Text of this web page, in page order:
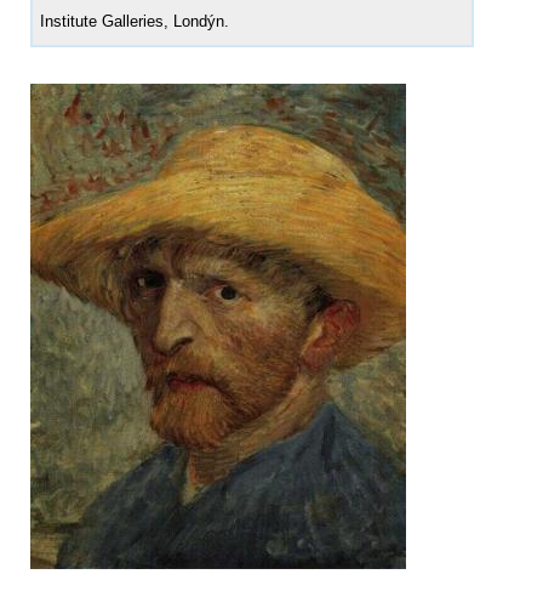
Institute Galleries, Londýn.